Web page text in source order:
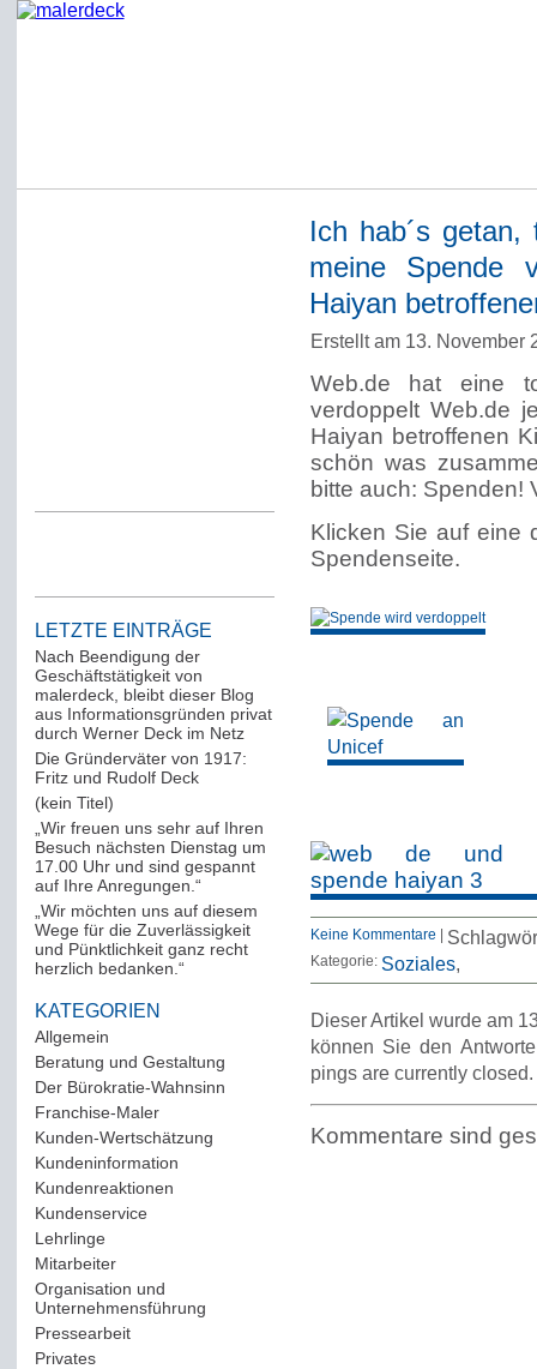
LETZTE EINTRÄGE
Nach Beendigung der
Geschäftstätigkeit von
malerdeck, bleibt dieser Blog
aus Informationsgründen privat
durch Werner Deck im Netz
Die Gründerväter von 1917:
Fritz und Rudolf Deck
(kein Titel)
„Wir freuen uns sehr auf Ihren
Besuch nächsten Dienstag um
17.00 Uhr und sind gespannt
auf Ihre Anregungen.“
„Wir möchten uns auf diesem
Wege für die Zuverlässigkeit
und Pünktlichkeit ganz recht
herzlich bedanken.“
KATEGORIEN
Allgemein
Beratung und Gestaltung
Der Bürokratie-Wahnsinn
Franchise-Maler(42)
Kunden-Wertschätzung
Kundeninformation
Kundenreaktionen
Kundenservice(178)
Lehrlinge(54)
Mitarbeiter(163)
Organisation und
Unternehmensführung
Pressearbeit(12)
Privates(193)
Ich hab´s
meine Spende
Haiyan
Erstellt am 13. November
Web.de hat eine
verdoppelt Web.de
Haiyan betroffenen
schön was
bitte auch: Spenden!
Klicken Sie auf eine
Spendenseite.
Keine Kommentare
Kategorie: Soziales
Dieser Artikel wurde am
können Sie den
pings are currently closed.
Kommentare sind